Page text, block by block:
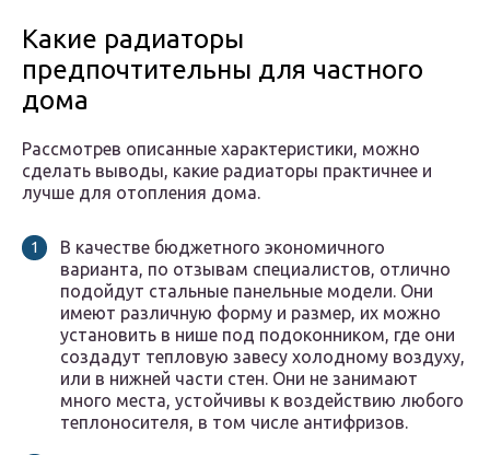
Какие радиаторы
предпочтительны для частного
дома
Рассмотрев описанные характеристики, можно
сделать выводы, какие радиаторы практичнее и
лучше для отопления дома.
В качестве бюджетного экономичного
варианта, по отзывам специалистов, отлично
подойдут стальные панельные модели. Они
имеют различную форму и размер, их можно
установить в нише под подоконником, где они
создадут тепловую завесу холодному воздуху,
или в нижней части стен. Они не занимают
много места, устойчивы к воздействию любого
теплоносителя, в том числе антифризов.